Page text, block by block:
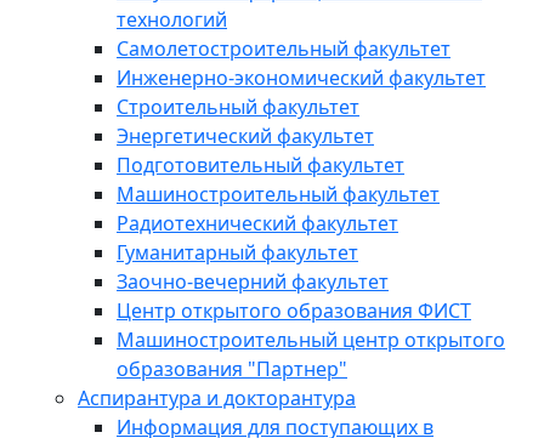
технологий
Самолетостроительный факультет
Инженерно-экономический факультет
Строительный факультет
Энергетический факультет
Подготовительный факультет
Машиностроительный факультет
Радиотехнический факультет
Гуманитарный факультет
Заочно-вечерний факультет
Центр открытого образования ФИСТ
Машиностроительный центр открытого
образования "Партнер"
Аспирантура и докторантура
Информация для поступающих в